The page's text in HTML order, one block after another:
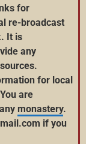
for
re-broadcast
It is
any
for local
are
monastery.
if you